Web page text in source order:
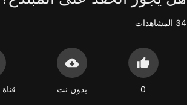
34 المشاهدات
0 بدون نت قناة